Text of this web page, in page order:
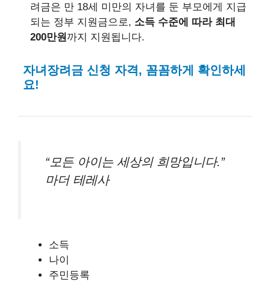
려금은 만 18세 미만의 자녀를 둔 부모에게 지급
되는 정부 지원금으로, 소득 수준에 따라 최대
200만원까지 지원됩니다.
자녀장려금 신청 자격, 꼼꼼하게 확인하세
요!
“모든 아이는 세상의 희망입니다.”
마더 테레사
소득
나이
주민등록